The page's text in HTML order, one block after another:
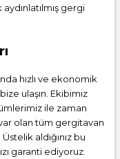
gergi
hızlı ve ekonomik
ulaşın. Ekibimiz
ile zaman
olan tüm gergitavan
aldığınız bu
garanti ediyoruz.